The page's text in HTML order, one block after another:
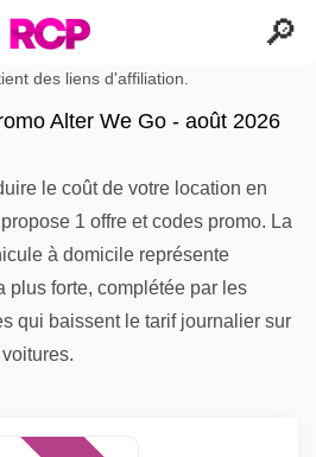
des liens d'affiliation.
Alter We Go - août 2026
le coût de votre location en
1 offre et codes promo. La
à domicile représente
plus forte, complétée par les
qui baissent le tarif journalier sur